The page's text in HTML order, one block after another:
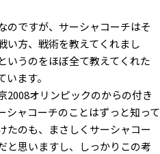
のですが、サーシャコーチはそ
い方、戦術を教えてくれまし
いうのをほぼ全て教えてくれた
ます。
2008オリンピックのからの付き
シャコーチのことはずっと知って
たのも、まさしくサーシャコー
と思いますし、しっかりこの考